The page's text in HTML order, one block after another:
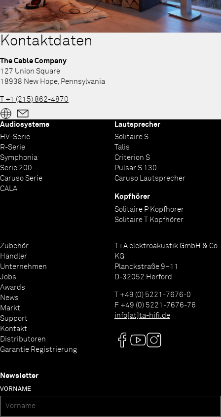
Kontaktdaten
The Cable Company
127 Union Square
18938 New Hope, Pennsylvania
T +1 (215) 862-4870
Audiosysteme
HV-Serie
R-Serie
Symphonia
Serie 200
Caruso Serie
CALA
Lautsprecher
Solitaire S
Talis
Criterion S
Pulsar S 130
Caruso Lautsprecher
Kopfhörer
Solitaire P Kopfhörer
Solitaire T Kopfhörer
Zubehör
Händler
Unternehmen
Jobs
Awards
News
Markt
Support
Kontakt
Distributoren
Garantie Registrierung
T+A elektroakustik GmbH & Co.
KG
Planckstraße 9–11
D-32052 Herford
T +49 (0) 5221-7676-0
F +49 (0) 5221-7676-76
info[at]ta-hifi.de
Newsletter
VORNAME